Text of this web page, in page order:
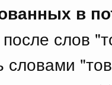
в
после слов
словами